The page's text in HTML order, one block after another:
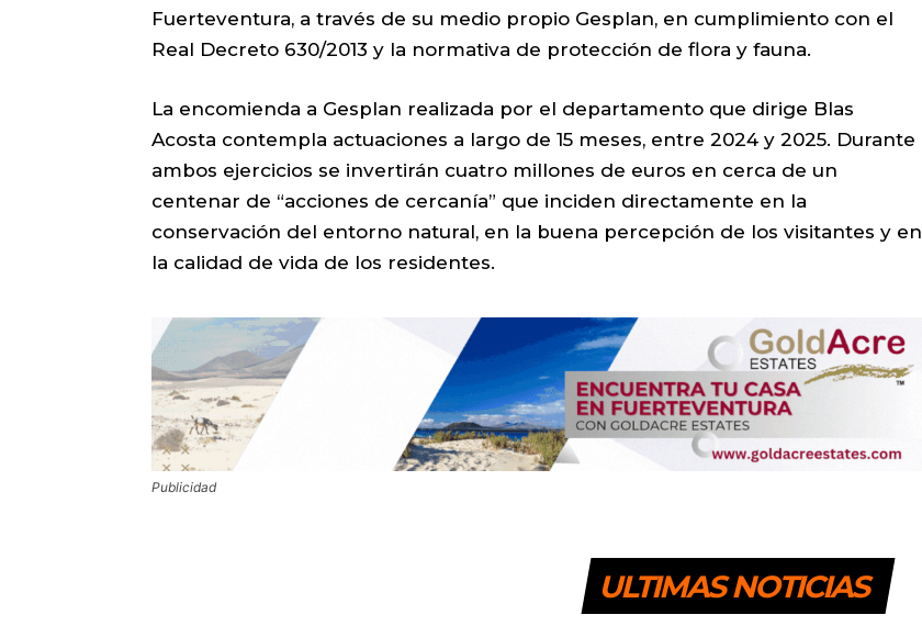
Fuerteventura, a través de su medio propio Gesplan, en cumplimiento con el
Real Decreto 630/2013 y la normativa de protección de flora y fauna.
La encomienda a Gesplan realizada por el departamento que dirige Blas
Acosta contempla actuaciones a largo de 15 meses, entre 2024 y 2025. Durante
ambos ejercicios se invertirán cuatro millones de euros en cerca de un
centenar de “acciones de cercanía” que inciden directamente en la
conservación del entorno natural, en la buena percepción de los visitantes y en
la calidad de vida de los residentes.
Publicidad
ULTIMAS NOTICIAS